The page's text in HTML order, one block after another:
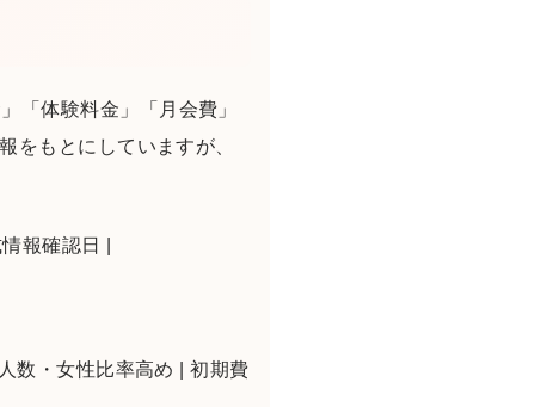
「体験料金」「月会費」
をもとにしていますが、
報確認日 |
数・女性比率高め | 初期費